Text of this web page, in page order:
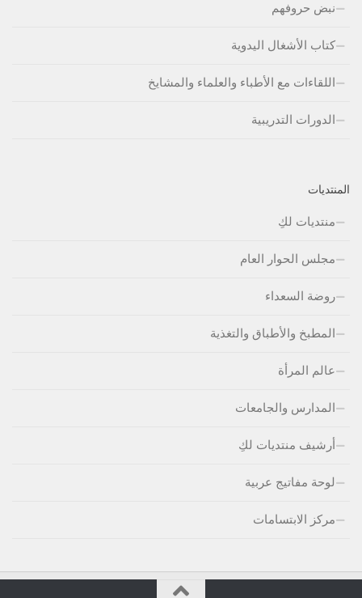
نبض حروفهم
كتاب الأشغال اليدوية
اللقاءات مع الأطباء والعلماء والمشايخ
الدورات التدريبية
المنتديات
منتديات لكِ
مجلس الحوار العام
روضة السعداء
المطبخ والأطباق والتغذية
عالم المرأة
المدارس والجامعات
أرشيف منتديات لكِ
لوحة مفاتيج عربية
مركز الابتسامات